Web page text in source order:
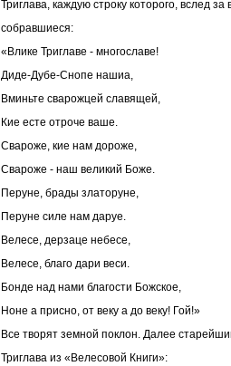
Триглава, каждую строку которого, вслед
собравшиеся:
«Влике Триглаве - многославе!
Диде-Дубе-Снопе нашиа,
Вминьте сварожцей славящей,
Кие есте отроче ваше.
Свароже, кие нам дороже,
Свароже - наш великий Боже.
Перуне, брады златоруне,
Перуне силе нам даруе.
Велесе, дерзаце небесе,
Велесе, благо дари веси.
Бонде над нами благости Божское,
Ноне а присно, от веку а до веку! Гой!»
Все творят земной поклон. Далее
Триглава из «Велесовой Книги»: